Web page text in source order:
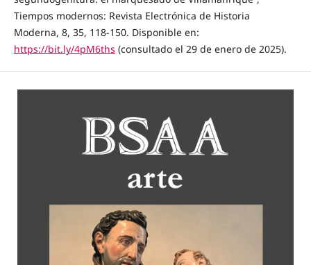
Tiempos modernos: Revista Electrónica de Historia
Moderna, 8, 35, 118-150. Disponible en:
https://bit.ly/4pM6ths (consultado el 29 de enero de 2025).